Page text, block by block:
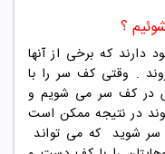
دارند که برخی از آنها
. وقتی کف سر را با
در کف سر می شویم و
در نتیجه ممکن است
شوید که می تواند